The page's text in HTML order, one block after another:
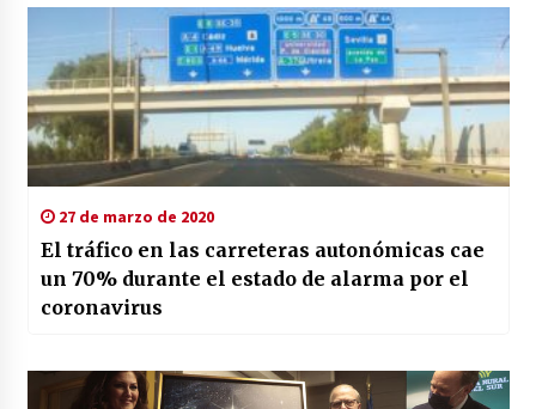
27 de marzo de 2020
El tráfico en las carreteras autonómicas cae
un 70% durante el estado de alarma por el
coronavirus